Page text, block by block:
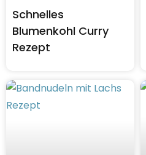
Schnelles
Blumenkohl Curry
Rezept